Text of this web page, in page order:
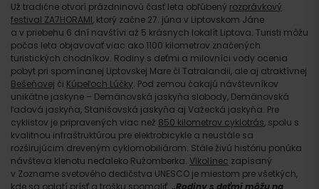
Už tradične otvorí prázdninovú časť leta obľúbený rozprávkový
festival ZA7HORAMI, ktorý začne 27. júna v Liptovskom Jáne
a v priebehu 6 dní navštívi až 5 krásnych lokalít Liptova. Turisti môžu
počas leta objavovať viac ako 1100 kilometrov značených
turistických chodníkov. Rodiny s deťmi a milovníci vody ocenia
pobyt pri spomínanej Liptovskej Mare či Tatralandii, ale aj atraktívnej
Bešeňovej či Kúpeľoch Lúčky. Pod zemou čakajú návštevníkov
unikátne jaskyne – Demänovská jaskyňa slobody, Demänovská
ľadová jaskyňa, Stanišovská jaskyňa aj Važecká jaskyňa. Pre
cyklistov je pripravených viac než 850 kilometrov cyklotrás, spolu s
kvalitnou infraštruktúrou pre elektrobicykle a neustále sa
rozširujúcim dreveným cyklomobiliárom. Stále živú históriu ponúka
návšteva klenotu neďaleko Ružomberka. Vlkolínec zapísaný
v Zozname svetového dedičstva UNESCO je miestom pre všetkých,
kde sa oplatí prísť a trošku spomaliť. „Rodiny s deťmi môžu na